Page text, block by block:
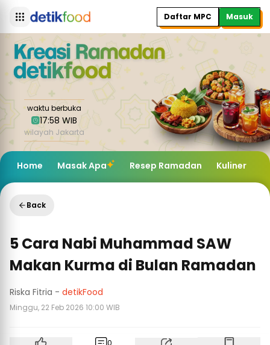
Daftar MPC Masuk
waktu berbuka
17:58 WIB
wilayah Jakarta
Home Masak Apa Resep Ramadan Kuliner
Back
5 Cara Nabi Muhammad SAW
Makan Kurma di Bulan Ramadan
Riska Fitria - detikFood
Minggu, 22 Feb 2026 10:00 WIB
0